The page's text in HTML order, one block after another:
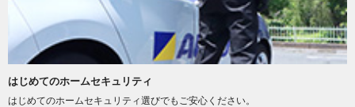
はじめてのホームセキュリティ
はじめてのホームセキュリティ選びでもご安心ください。